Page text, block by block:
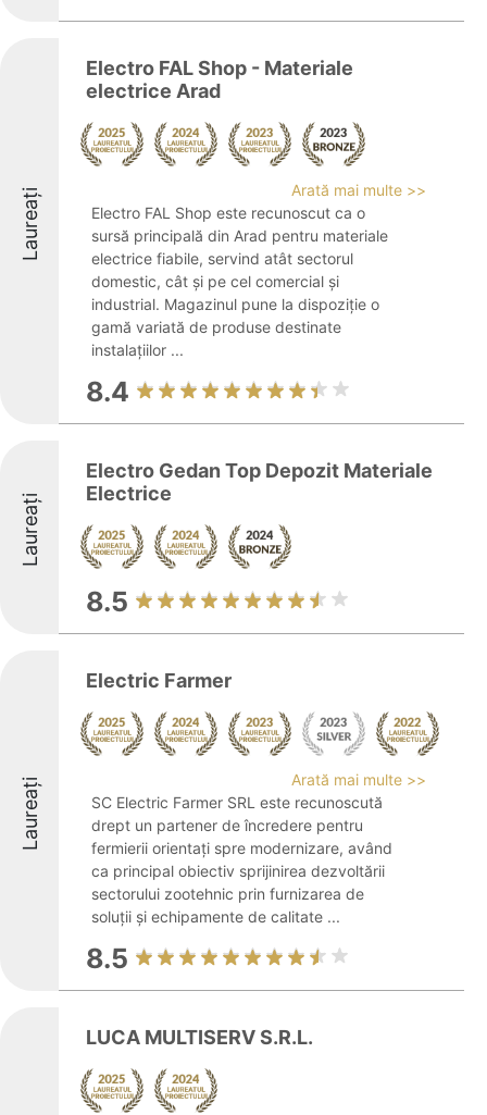
Laureați
Electro FAL Shop - Materiale
electrice Arad
Arată mai multe >>
Electro FAL Shop este recunoscut ca o
sursă principală din Arad pentru materiale
electrice fiabile, servind atât sectorul
domestic, cât și pe cel comercial și
industrial. Magazinul pune la dispoziție o
gamă variată de produse destinate
instalațiilor ...
8.4
Laureați
Electro Gedan Top Depozit Materiale
Electrice
8.5
Laureați
Electric Farmer
Arată mai multe >>
SC Electric Farmer SRL este recunoscută
drept un partener de încredere pentru
fermierii orientați spre modernizare, având
ca principal obiectiv sprijinirea dezvoltării
sectorului zootehnic prin furnizarea de
soluții și echipamente de calitate ...
8.5
LUCA MULTISERV S.R.L.